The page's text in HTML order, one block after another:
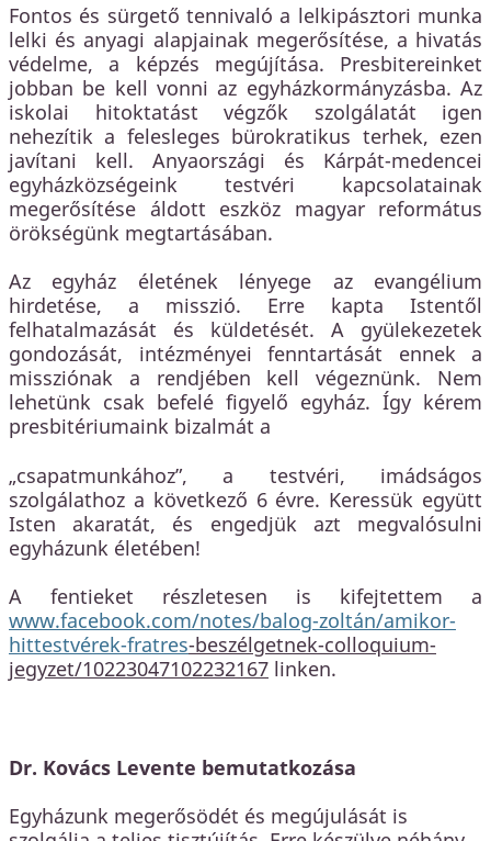
Fontos és sürgető tennivaló a lelkipásztori munka
lelki és anyagi alapjainak megerősítése, a hivatás
védelme, a képzés megújítása. Presbitereinket
jobban be kell vonni az egyházkormányzásba. Az
iskolai hitoktatást végzők szolgálatát igen
nehezítik a felesleges bürokratikus terhek, ezen
javítani kell. Anyaországi és Kárpát-medencei
egyházközségeink testvéri kapcsolatainak
megerősítése áldott eszköz magyar református
örökségünk megtartásában.
Az egyház életének lényege az evangélium
hirdetése, a misszió. Erre kapta Istentől
felhatalmazását és küldetését. A gyülekezetek
gondozását, intézményei fenntartását ennek a
missziónak a rendjében kell végeznünk. Nem
lehetünk csak befelé figyelő egyház. Így kérem
presbitériumaink bizalmát a
„csapatmunkához”, a testvéri, imádságos
szolgálathoz a következő 6 évre. Keressük együtt
Isten akaratát, és engedjük azt megvalósulni
egyházunk életében!
A fentieket részletesen is kifejtettem a
www.facebook.com/notes/balog-zoltán/amikor-
hittestvérek-fratres-beszélgetnek-colloquium-
jegyzet/10223047102232167 linken.
Dr. Kovács Levente bemutatkozása
Egyházunk megerősödét és megújulását is